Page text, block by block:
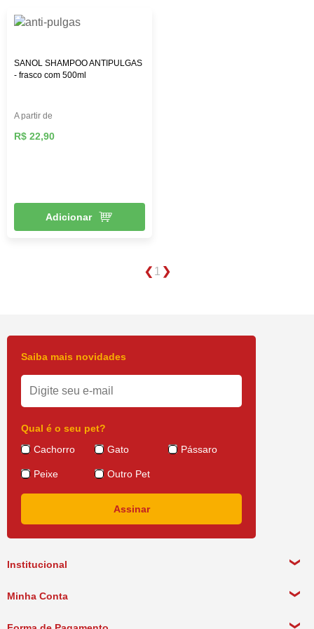
SANOL SHAMPOO ANTIPULGAS
- frasco com 500ml
A partir de
R$ 22,90
Adicionar
1
Institucional
Minha Conta
Saiba mais novidades
Qual é o seu pet?
Cachorro
Gato Pássaro
Peixe Outro Pet